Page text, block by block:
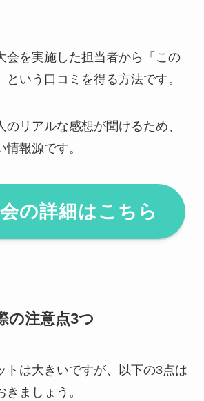
会を実施した担当者から「この
いう口コミを得る方法です。
リアルな感想が聞けるため、
報源です。
の詳細はこちら
の注意点3つ
トは大きいですが、以下の3点は
ましょう。